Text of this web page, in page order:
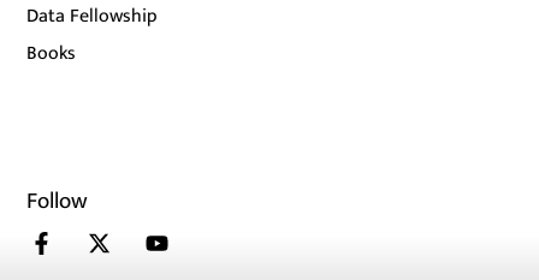
Data Fellowship
Books
Follow